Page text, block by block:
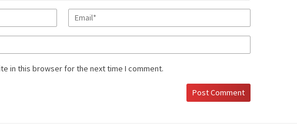
in this browser for the next time I comment.